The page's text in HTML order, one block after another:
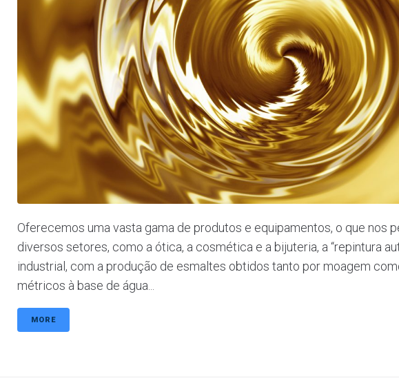
Oferecemos uma vasta gama de produtos e equipamentos, o que nos
diversos setores, como a ótica, a cosmética e a bijuteria, a “repintura
industrial, com a produção de esmaltes obtidos tanto por moagem
métricos à base de água...
MORE